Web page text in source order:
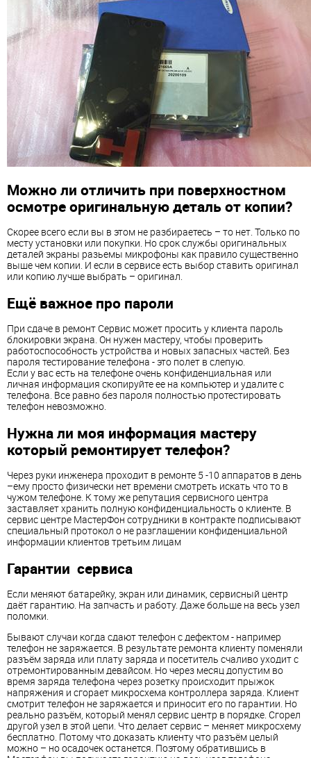
Можно ли отличить при поверхностном
осмотре оригинальную деталь от копии?
Скорее всего если вы в этом не разбираетесь – то нет. Только по
месту установки или покупки. Но срок службы оригинальных
деталей экраны разьемы микрофоны как правило существенно
выше чем копии. И если в сервисе есть выбор ставить оригинал
или копию лучше выбрать – оригинал.
Ещё важное про пароли
При сдаче в ремонт Сервис может просить у клиента пароль
блокировки экрана. Он нужен мастеру, чтобы проверить
работоспособность устройства и новых запасных частей. Без
пароля тестирование телефона - это полет в слепую.
Если у вас есть на телефоне очень конфиденциальная или
личная информация скопируйте ее на компьютер и удалите с
телефона. Все равно без пароля полностью протестировать
телефон невозможно.
Нужна ли моя информация мастеру
который ремонтирует телефон?
Через руки инженера проходит в ремонте 5 -10 аппаратов в день
–ему просто физически нет времени смотреть искать что то в
чужом телефоне. К тому же репутация сервисного центра
заставляет хранить полную конфиденциальность о клиенте. В
сервис центре МастерФон сотрудники в контракте подписывают
специальный протокол о не разглашении конфиденциальной
информации клиентов третьим лицам
Гарантии сервиса
Если меняют батарейку, экран или динамик, сервисный центр
даёт гарантию. На запчасть и работу. Даже больше на весь узел
поломки.
Бывают случаи когда сдают телефон с дефектом - например
телефон не заряжается. В результате ремонта клиенту поменяли
разъём заряда или плату заряда и посетитель счаливо уходит с
отремонтированным девайсом. Но через месяц допустим во
время заряда телефона через розетку происходит прыжок
напряжения и сгорает микросхема контроллера заряда. Клиент
смотрит телефон не заряжается и приносит его по гарантии. Но
реально разъём, который менял сервис центр в порядке. Сгорел
другой узел в этой цепи. Что делает сервис – меняет микросхему
бесплатно. Потому что доказать клиенту что разъём целый
можно – но осадочек останется. Поэтому обратившись в